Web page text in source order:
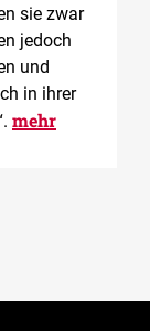
sie zwar
jedoch
und
in ihrer
mehr